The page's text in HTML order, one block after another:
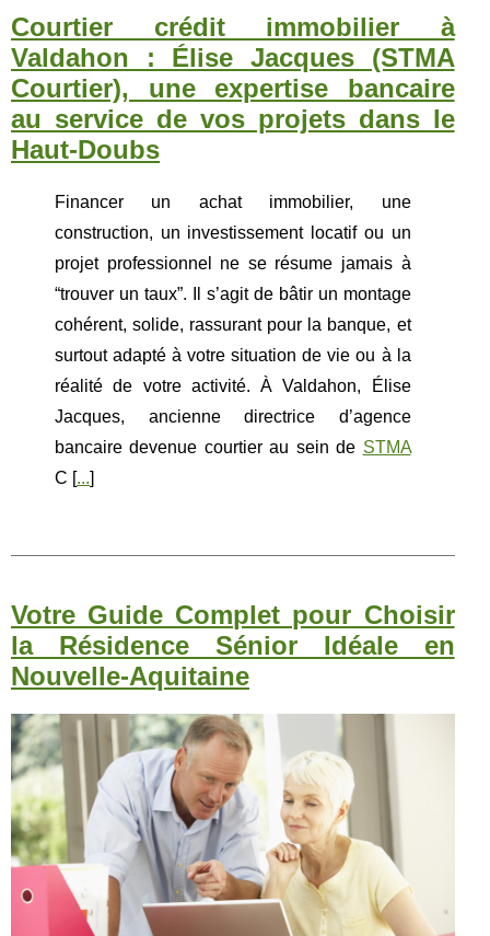
Courtier crédit immobilier à
Valdahon : Élise Jacques (STMA
Courtier), une expertise bancaire
au service de vos projets dans le
Haut-Doubs
Financer un achat immobilier, une
construction, un investissement locatif ou un
projet professionnel ne se résume jamais à
“trouver un taux”. Il s’agit de bâtir un montage
cohérent, solide, rassurant pour la banque, et
surtout adapté à votre situation de vie ou à la
réalité de votre activité. À Valdahon, Élise
Jacques, ancienne directrice d’agence
bancaire devenue courtier au sein de STMA
C [...]
Votre Guide Complet pour Choisir
la Résidence Sénior Idéale en
Nouvelle-Aquitaine